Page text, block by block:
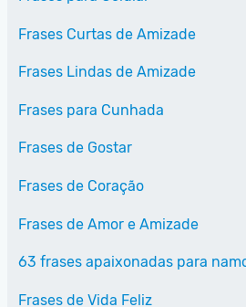
Frases Curtas de Amizade
Frases Lindas de Amizade
Frases para Cunhada
Frases de Gostar
Frases de Coração
Frases de Amor e Amizade
63 frases apaixonadas para
Frases de Vida Feliz